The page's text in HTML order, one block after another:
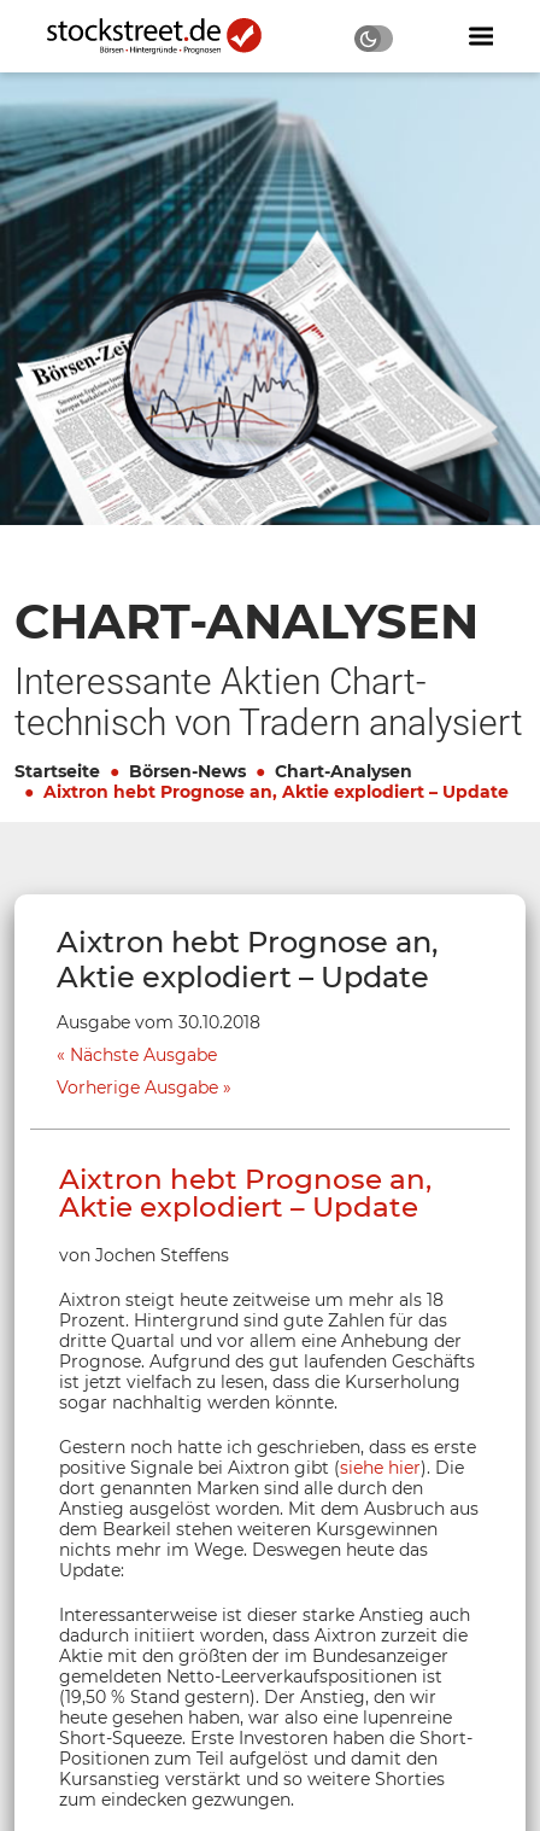
CHART-ANALYSEN
Interessante Aktien Chart-
technisch von Tradern analysiert
Startseite Börsen-News
Chart-Analysen
Aixtron hebt Prognose an, Aktie explodiert – Update
Aixtron hebt Prognose an,
Aktie explodiert – Update
Ausgabe vom 30.10.2018
Nächste Ausgabe
Vorherige Ausgabe
Aixtron hebt Prognose an,
Aktie explodiert – Update
von Jochen Steffens
Aixtron steigt heute zeitweise um mehr als 18
Prozent. Hintergrund sind gute Zahlen für das
dritte Quartal und vor allem eine Anhebung der
Prognose. Aufgrund des gut laufenden Geschäfts
ist jetzt vielfach zu lesen, dass die Kurserholung
sogar nachhaltig werden könnte.
Gestern noch hatte ich geschrieben, dass es erste
positive Signale bei Aixtron gibt (siehe hier). Die
dort genannten Marken sind alle durch den
Anstieg ausgelöst worden. Mit dem Ausbruch aus
dem Bearkeil stehen weiteren Kursgewinnen
nichts mehr im Wege. Deswegen heute das
Update:
Interessanterweise ist dieser starke Anstieg auch
dadurch initiiert worden, dass Aixtron zurzeit die
Aktie mit den größten der im Bundesanzeiger
gemeldeten Netto-Leerverkaufspositionen ist
(19,50 % Stand gestern). Der Anstieg, den wir
heute gesehen haben, war also eine lupenreine
Short-Squeeze. Erste Investoren haben die Short-
Positionen zum Teil aufgelöst und damit den
Kursanstieg verstärkt und so weitere Shorties
zum eindecken gezwungen.